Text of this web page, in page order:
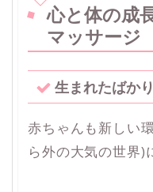
心と体の成
マッサージ
生まれたばか
赤ちゃんも新しい
ら外の大気の世界)